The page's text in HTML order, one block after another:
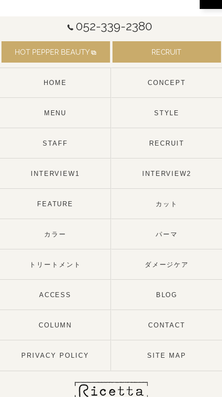
052-339-2380
HOT PEPPER BEAUTY RECRUIT
HOME CONCEPT
MENU STYLE
STAFF RECRUIT
INTERVIEW1 INTERVIEW2
FEATURE カット
カラー パーマ
トリートメント ダメージケア
ACCESS BLOG
COLUMN CONTACT
PRIVACY POLICY SITE MAP